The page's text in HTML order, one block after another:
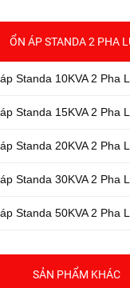
ỔN ÁP STANDA 2 PHA
Standa 10KVA 2 Pha
Standa 15KVA 2 Pha
Standa 20KVA 2 Pha
Standa 30KVA 2 Pha
Standa 50KVA 2 Pha
SẢN PHẨM KHÁC